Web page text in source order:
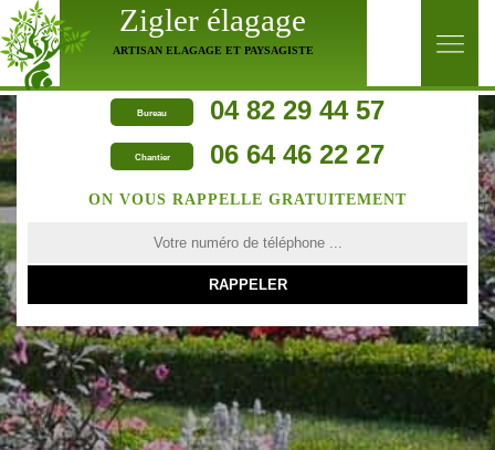
Zigler élagage
ARTISAN ELAGAGE ET PAYSAGISTE
Bureau 04 82 29 44 57
Chantier 06 64 46 22 27
ON VOUS RAPPELLE GRATUITEMENT